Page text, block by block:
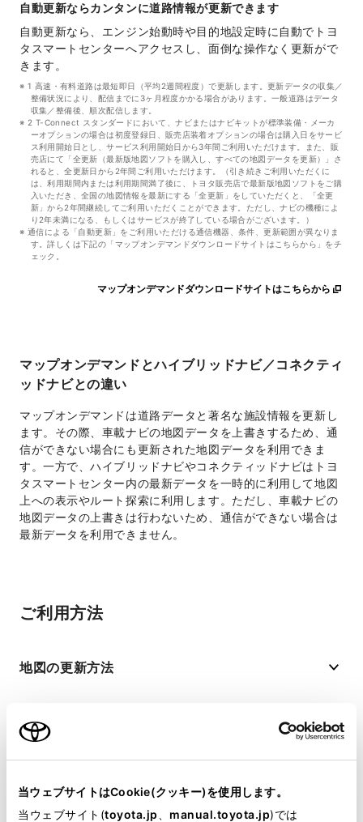
当ウェブサイトはCookie(クッキー)を使用します。
当ウェブサイト(toyota.jp manual.toyota.jp)では
自動更新ならカンタンに道路情報が更新できます
自動更新なら、エンジン始動時や目的地設定時に自動でトヨ
タスマートセンターへアクセスし、面倒な操作なく更新がで
きます。
1 高速・有料道路は最短即日（平均2週間程度）で更新します。更新データの収集／
整備状況により、配信までに3ヶ月程度かかる場合があります。一般道路はデータ
収集／整備後、順次配信します。
2 T-Connect スタンダードにおいて、ナビまたはナビキットが標準装備・メーカ
ーオプションの場合は初度登録日、販売店装着オプションの場合は購入日をサービ
ス利用開始日とし、サービス利用開始日から3年間ご利用いただけます。また、販
売店にて「全更新（最新版地図ソフトを購入し、すべての地図データを更新）」さ
れると、全更新日から2年間ご利用いただけます。（引き続きご利用いただくに
は、利用期間内または利用期間満了後に、トヨタ販売店で最新版地図ソフトをご購
入いただき、全国の地図情報を最新にする「全更新」をしていただくと、「全更
新」から2年間継続してご利用いただくことができます。ただし、ナビの機種によ
り2年未満になる、もしくはサービスが終了している場合がございます。）
通信による「自動更新」をご利用いただける通信機器、条件、更新範囲が異なりま
す。詳しくは下記の「マップオンデマンドダウンロードサイトはこちらから」をチ
ェック。
マップオンデマンドダウンロードサイトはこちらから
マップオンデマンドとハイブリッドナビ／コネクティ
ッドナビとの違い
マップオンデマンドは道路データと著名な施設情報を更新し
ます。その際、車載ナビの地図データを上書きするため、通
信ができない場合にも更新された地図データを利用できま
す。一方で、ハイブリッドナビやコネクティッドナビはトヨ
タスマートセンター内の最新データを一時的に利用して地図
上への表示やルート探索に利用します。ただし、車載ナビの
地図データの上書きは行わないため、通信ができない場合は
最新データを利用できません。
ご利用方法
地図の更新方法
ご利用するためには